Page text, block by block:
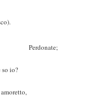
so io?